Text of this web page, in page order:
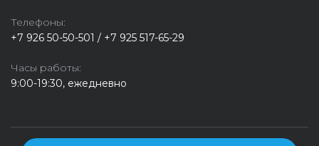
Телефоны:
+7 926 50-50-501 / +7 925 517-65-29
Часы работы:
9:00-19:30, ежедневно